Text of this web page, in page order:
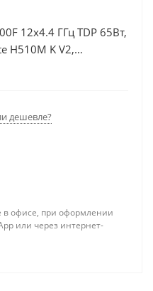
12x4.4 ГГц TDP 65Вт,
H510M K V2,
Память DDR4 64Gb,
дешевле?
в офисе, при оформлении
или через интернет-